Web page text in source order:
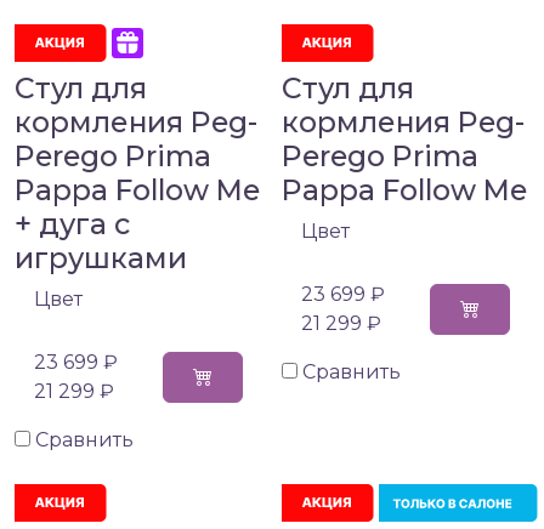
Стул для
кормления Peg-
Perego Prima
Pappa Follow Me
+ дуга с
игрушками
Цвет
23 699 ₽
21 299 ₽
Сравнить
Стул для
кормления Peg-
Perego Prima
Pappa Follow Me
Цвет
23 699 ₽
21 299 ₽
Сравнить